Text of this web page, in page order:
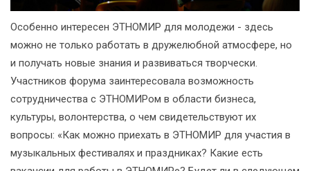
Особенно интересен ЭТНОМИР для молодежи - здесь
можно не только работать в дружелюбной атмосфере, но
и получать новые знания и развиваться творчески.
Участников форума заинтересовала возможность
сотрудничества с ЭТНОМИРом в области бизнеса,
культуры, волонтерства, о чем свидетельствуют их
вопросы: «Как можно приехать в ЭТНОМИР для участия в
музыкальных фестивалях и праздниках? Какие есть